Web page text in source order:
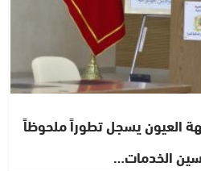
العيون يسجل تطوراً ملحوظاً
الخدمات…